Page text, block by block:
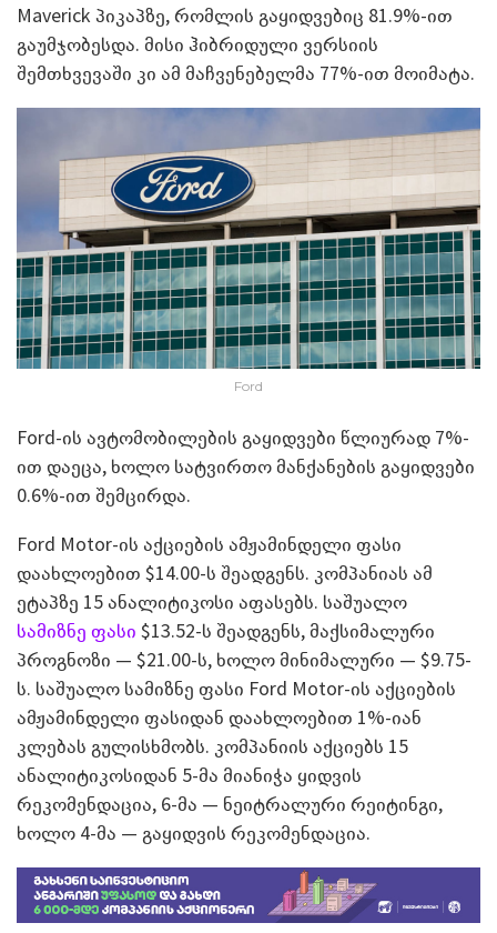
Maverick პიკაპზე, რომლის გაყიდვებიც 81.9%-ით
გაუმჯობესდა. მისი ჰიბრიდული ვერსიის
შემთხვევაში კი ამ მაჩვენებელმა 77%-ით მოიმატა.
Ford
Ford-ის ავტომობილების გაყიდვები წლიურად 7%-
ით დაეცა, ხოლო სატვირთო მანქანების გაყიდვები
0.6%-ით შემცირდა.
Ford Motor-ის აქციების ამჟამინდელი ფასი
დაახლოებით $14.00-ს შეადგენს. კომპანიას ამ
ეტაპზე 15 ანალიტიკოსი აფასებს. საშუალო
სამიზნე ფასი $13.52-ს შეადგენს, მაქსიმალური
პროგნოზი — $21.00-ს, ხოლო მინიმალური — $9.75-
ს. საშუალო სამიზნე ფასი Ford Motor-ის აქციების
ამჟამინდელი ფასიდან დაახლოებით 1%-იან
კლებას გულისხმობს. კომპანიის აქციებს 15
ანალიტიკოსიდან 5-მა მიანიჭა ყიდვის
რეკომენდაცია, 6-მა — ნეიტრალური რეიტინგი,
ხოლო 4-მა — გაყიდვის რეკომენდაცია.